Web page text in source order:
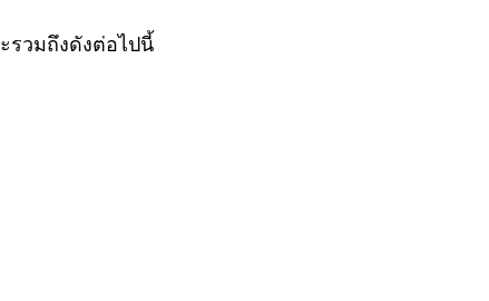
รวมถึงดังต่อไปนี้